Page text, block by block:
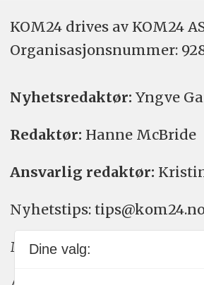
KOM24 drives av KOM24
Organisasjons­nummer:
Nyhetsredaktør: Yngve
Redaktør: Hanne McBride
Ansvarlig redaktør:
Nyhetstips:
Meninger:
Dine valg: